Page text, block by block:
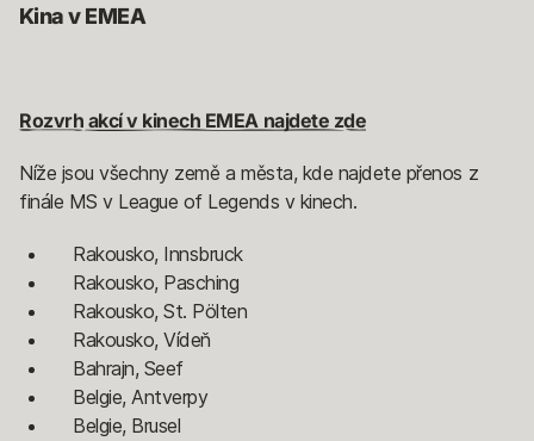
Kina v EMEA
Rozvrh akcí v kinech EMEA najdete zde
Níže jsou všechny země a města, kde najdete přenos z
finále MS v League of Legends v kinech.
Rakousko, Innsbruck
Rakousko, Pasching
Rakousko, St. Pölten
Rakousko, Vídeň
Bahrajn, Seef
Belgie, Antverpy
Belgie, Brusel